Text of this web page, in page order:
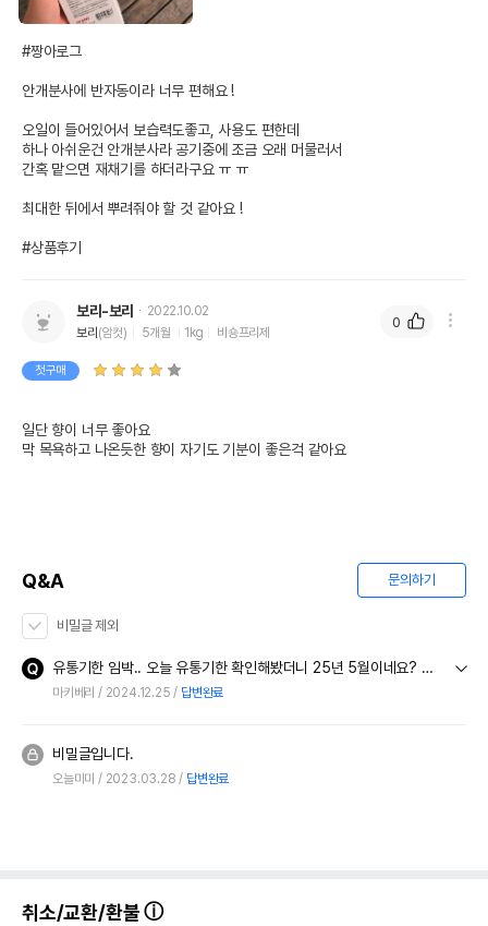
#짱아로그
안개분사에 반자동이라 너무 편해요 !
오일이 들어있어서 보습력도좋고, 사용도 편한데
하나 아쉬운건 안개분사라 공기중에 조금 오래 머물러서
간혹 맡으면 재채기를 하더라구요 ㅠ ㅠ
최대한 뒤에서 뿌려줘야 할 것 같아요 !
#상품후기
보리-보리
2022.10.02
보리 (암컷) 5개월 1kg 비숑프리제
첫구매
일단 향이 너무 좋아요
막 목욕하고 나온듯한 향이 자기도 기분이 좋은걱 같아요
0
Q&A 문의하기
비밀글 제외
유통기한 임박.. 오늘 유통기한 확인해봤더니 25년 5월이네요? 작년에 샀던게 26년까지 였는데..ㅠㅜ
마키베리 2024.12.25 답변완료
비밀글입니다.
오늘미미 2023.03.28 답변완료
취소/교환/환불